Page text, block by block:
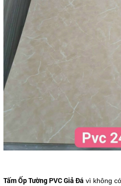
Tấm Ốp Tường PVC Giả Đá vì không